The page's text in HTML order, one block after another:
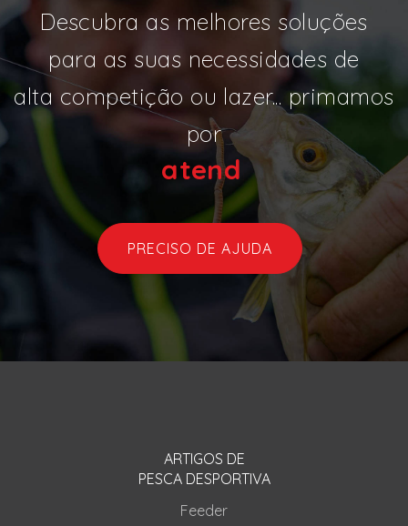
Descubra as melhores soluções
para as suas necessidades de
alta competição ou lazer... primamos
por
a|
PRECISO DE AJUDA
ARTIGOS DE
PESCA DESPORTIVA
Feeder